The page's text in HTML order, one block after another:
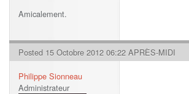
Amicalement.
Posted 15 Octobre 2012 06:22 APRÈS-MIDI
Philippe Sionneau
Administrateur